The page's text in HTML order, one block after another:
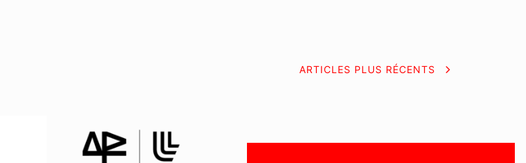
ARTICLES PLUS RÉCENTS